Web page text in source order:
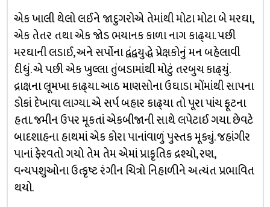
એક ખાલી થેલો લઈને જાદુગરોએ તેમાંથી મોટા મોટા બે મરઘા,
એક તેતર તથા એક જોડ ભયાનક કાળા નાગ કાઢ્‌યા. પછી
મરઘાની લડાઈ, અને સર્પોના દ્વંદ્વયુદ્ધે પ્રેક્ષકોનું મન બહેલાવી
દીધું. એ પછી એક ખુલ્લા તુંબડામાંથી મોટું તરબુચ કાઢ્‌યું.
દ્રાક્ષના લૂમખા કાઢ્‌યા. આઠ માણસોના ઉઘાડા મોંમાંથી સાપના
ડોકાં દેખાવા લાગ્યા. એ સર્પ બહાર કાઢ્‌યા તો પૂરા પાંચ ફૂટના
હતા. જમીન ઉપર મૂકતાં એકબીજાની સાથે લપેટાઈ ગયા. છેવટે
બાદશાહના હાથમાં એક કોરા પાનાંવાળું પુસ્તક મૂક્યું. જહાંગીર
પાનાં ફેરવતો ગયો તેમ તેમ એમાં પ્રાકૃતિક દ્રશ્યો, રણ,
વન્યપશુઓના ઉત્કૃષ્ટ રંગીન ચિત્રો નિહાળીને અત્યંત પ્રભાવિત
થયો.